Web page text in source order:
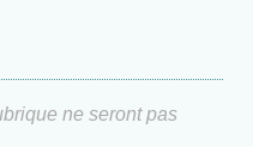
ne seront pas